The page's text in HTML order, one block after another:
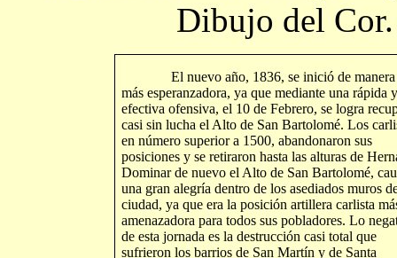
Dibujo del
El nuevo año, 1836, se inició de manera
más esperanzadora, ya que mediante una rápida y
efectiva ofensiva, el 10 de Febrero, se logra
casi sin lucha el Alto de San Bartolomé. Los
en número superior a 1500, abandonaron sus
posiciones y se retiraron hasta las alturas de
Dominar de nuevo el Alto de San Bartolomé,
una gran alegría dentro de los asediados muros
ciudad, ya que era la posición artillera carlista
amenazadora para todos sus pobladores. Lo
de esta jornada es la destrucción casi total que
sufrieron los barrios de San Martín y de Santa